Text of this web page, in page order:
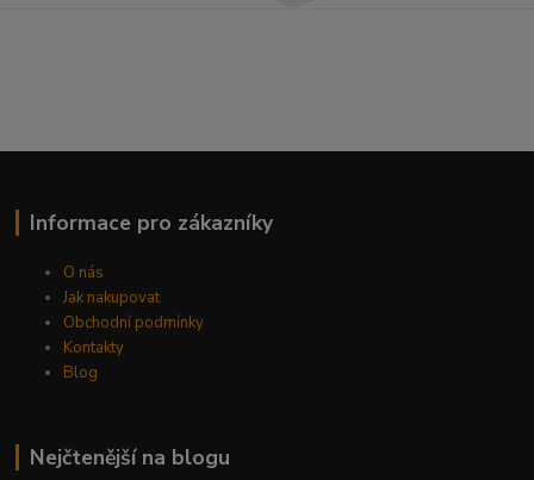
Informace pro zákazníky
O nás
Jak nakupovat
Obchodní podmínky
Kontakty
Blog
Nejčtenější na blogu